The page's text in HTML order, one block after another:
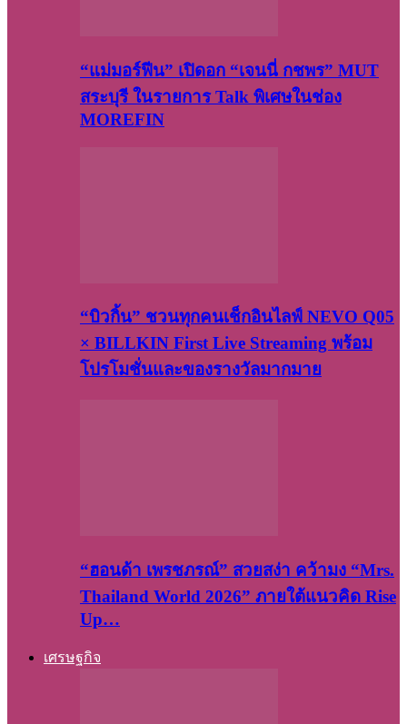
“แม่มอร์ฟีน” เปิดอก “เจนนี่ กชพร” MUT
สระบุรี ในรายการ Talk พิเศษในช่อง
MOREFIN
“บิวกิ้น” ชวนทุกคนเช็กอินไลฟ์ NEVO Q05
× BILLKIN First Live Streaming พร้อม
โปรโมชั่นและของรางวัลมากมาย
“ฮอนด้า เพรชภรณ์” สวยสง่า คว้ามง “Mrs.
Thailand World 2026” ภายใต้แนวคิด Rise
Up…
เศรษฐกิจ